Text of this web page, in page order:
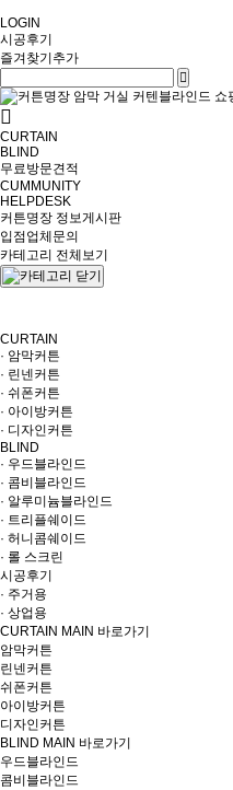
LOGIN
시공후기
즐겨찾기추가
CURTAIN
BLIND
무료방문견적
CUMMUNITY
HELPDESK
커튼명장 정보게시판
입점업체문의
카테고리 전체보기
CURTAIN
· 암막커튼
· 린넨커튼
· 쉬폰커튼
· 아이방커튼
· 디자인커튼
BLIND
· 우드블라인드
· 콤비블라인드
· 알루미늄블라인드
· 트리플쉐이드
· 허니콤쉐이드
· 롤 스크린
시공후기
· 주거용
· 상업용
CURTAIN MAIN 바로가기
암막커튼
린넨커튼
쉬폰커튼
아이방커튼
디자인커튼
BLIND MAIN 바로가기
우드블라인드
콤비블라인드